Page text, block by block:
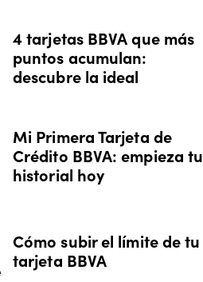
4 tarjetas BBVA que más
puntos acumulan:
descubre la ideal
Mi Primera Tarjeta de
Crédito BBVA: empieza tu
historial hoy
Cómo subir el límite de tu
tarjeta BBVA